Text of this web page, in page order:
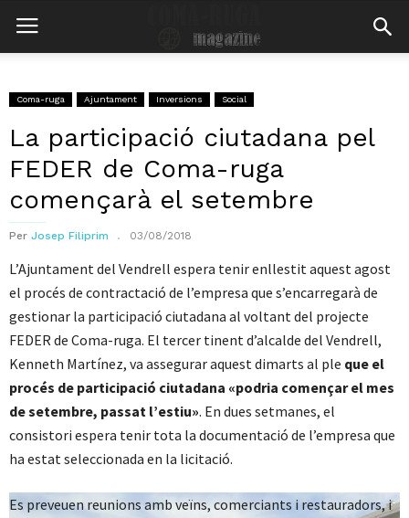
Coma-ruga Ajuntament Inversions Social
La participació ciutadana pel
FEDER de Coma-ruga
començarà el setembre
Per Josep Filiprim 03/08/2018
L’Ajuntament del Vendrell espera tenir enllestit aquest agost
el procés de contractació de l’empresa que s’encarregarà de
gestionar la participació ciutadana al voltant del projecte
FEDER de Coma-ruga. El tercer tinent d’alcalde del Vendrell,
Kenneth Martínez, va assegurar aquest dimarts al ple que el
procés de participació ciutadana «podria començar el mes
de setembre, passat l’estiu». En dues setmanes, el
consistori espera tenir tota la documentació de l’empresa que
ha estat seleccionada en la licitació.
Es preveuen reunions amb veïns, comerciants i restauradors, i